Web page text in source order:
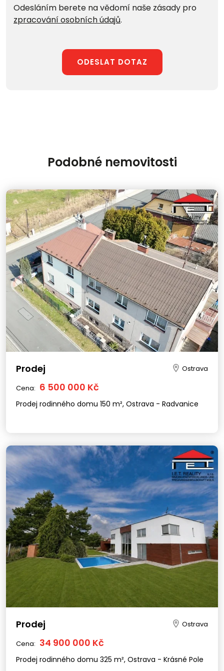
Odesláním berete na vědomí naše zásady pro
zpracování osobních údajů.
ODESLAT DOTAZ
Podobné nemovitosti
Prodej Ostrava
Cena: 6 500 000 Kč
Prodej rodinného domu 150 m², Ostrava - Radvanice
Prodej Ostrava
Cena: 34 900 000 Kč
Prodej rodinného domu 325 m², Ostrava - Krásné Pole